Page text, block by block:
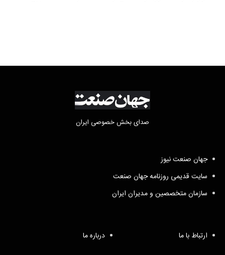
صدای بخش خصوصی ایران
جهان صنعت نیوز
سایت قدیمی روزنامه جهان صنعت
سازمان متخصصین و مدیران ایران
ارتباط با ما درباره ما